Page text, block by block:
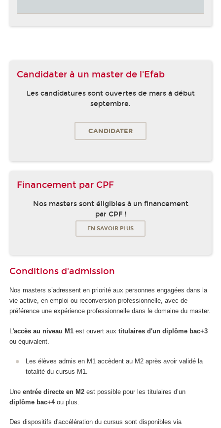
Candidater à un master de l'Efab
Les candidatures sont ouvertes de mars à début
septembre.
CANDIDATER
Financement par CPF
Nos masters sont éligibles à un financement
par CPF !
EN SAVOIR PLUS
Conditions d'admission
Nos masters s’adressent en priorité aux personnes engagées dans la
vie active, en emploi ou reconversion professionnelle, avec de
préférence une expérience professionnelle dans le domaine du master.
L'accès au niveau M1 est ouvert aux titulaires d'un diplôme bac+3
ou équivalent.
Les élèves admis en M1 accèdent au M2 après avoir validé la
totalité du cursus M1.
Une entrée directe en M2 est possible pour les titulaires d’un
diplôme bac+4ou plus.
Des dispositifs d'accélération du cursus sont disponibles via